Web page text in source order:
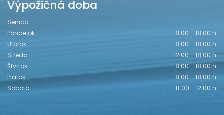
Výpožičná doba
Senica
Pondelok
8.00 - 18.00 h
Utorok
8.00 - 18.00 h
Streda
12.00 - 18.00 h
Štvrtok
8.00 - 18.00 h
Piatok
8.00 - 18.00 h
Sobota
8.00 - 12.00 h